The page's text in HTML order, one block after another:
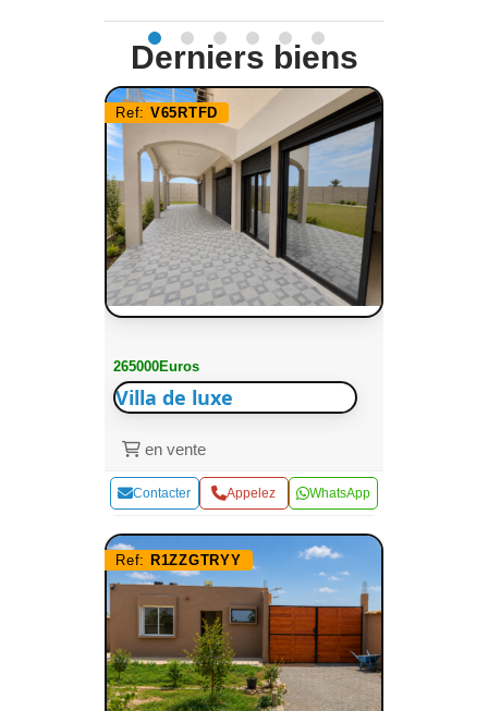
Derniers biens
Ref: V65RTFD
265000Euros
Villa de luxe
en vente
Contacter Appelez WhatsApp
Ref: R1ZZGTRYY